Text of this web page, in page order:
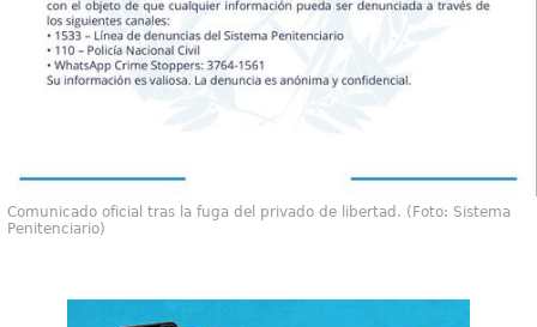
Comunicado oficial tras la fuga del privado de libertad. (Foto: Sistema
Penitenciario)